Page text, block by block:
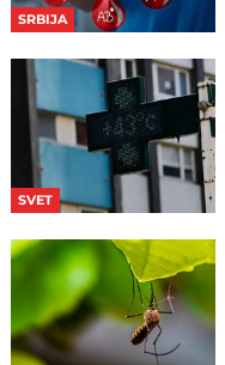
SRBIJA
SVET